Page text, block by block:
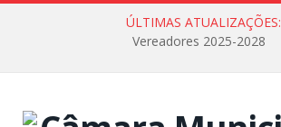
ÚLTIMAS ATUALIZAÇÕES:
Vereadores 2025-2028